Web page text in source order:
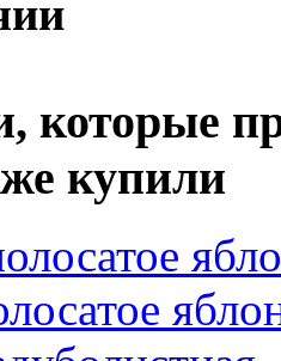
которые
купили